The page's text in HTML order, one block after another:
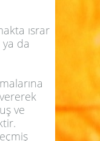
ısrar
da
ve